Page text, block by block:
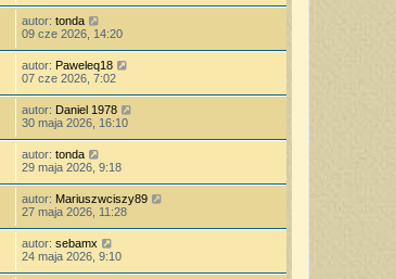
autor: tonda
09 cze 2026, 14:20
autor: Paweleq18
07 cze 2026, 7:02
autor: Daniel 1978
30 maja 2026, 16:10
autor: tonda
29 maja 2026, 9:18
autor: Mariuszwciszy89
27 maja 2026, 11:28
autor: sebamx
24 maja 2026, 9:10